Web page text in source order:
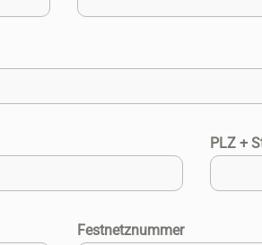
PLZ +
Festnetznummer